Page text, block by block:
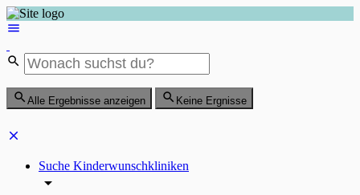
Alle Ergebnisse anzeigen Keine Ergnisse
Suche Kinderwunschkliniken